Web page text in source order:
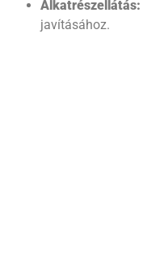
Alkatrészellátás:
javításához.